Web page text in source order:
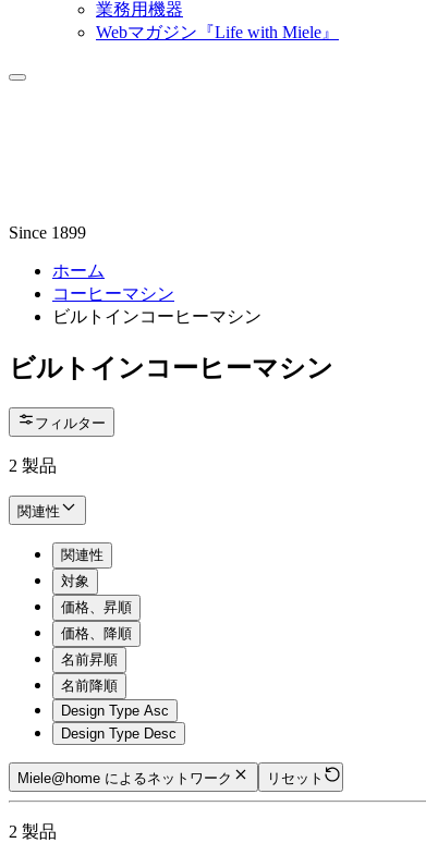
業務用機器
Webマガジン『Life with Miele』
Since 1899
ホーム
コーヒーマシン
ビルトインコーヒーマシン
ビルトインコーヒーマシン
フィルター
2 製品
関連性
関連性
対象
価格、昇順
価格、降順
名前昇順
名前降順
Design Type Asc
Design Type Desc
Miele@home によるネットワーク リセット
2 製品